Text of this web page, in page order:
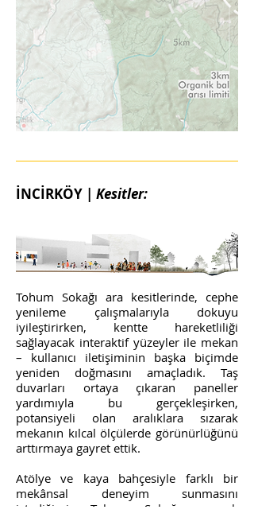
İNCİRKÖY | Kesitler:
Tohum Sokağı ara kesitlerinde, cephe
yenileme çalışmalarıyla dokuyu
iyileştirirken, kentte hareketliliği
sağlayacak interaktif yüzeyler ile mekan
– kullanıcı iletişiminin başka biçimde
yeniden doğmasını amaçladık. Taş
duvarları ortaya çıkaran paneller
yardımıyla bu gerçekleşirken,
potansiyeli olan aralıklara sızarak
mekanın kılcal ölçülerde görünürlüğünü
arttırmaya gayret ettik.
Atölye ve kaya bahçesiyle farklı bir
mekânsal deneyim sunmasını
istediğimiz Tohum Sokağının, açık